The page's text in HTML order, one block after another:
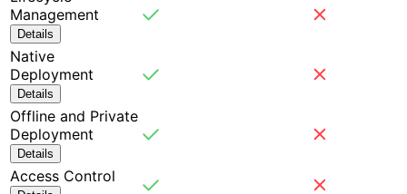
Management
Details
Native
Deployment
Details
Offline and Private
Deployment
Details
Access Control